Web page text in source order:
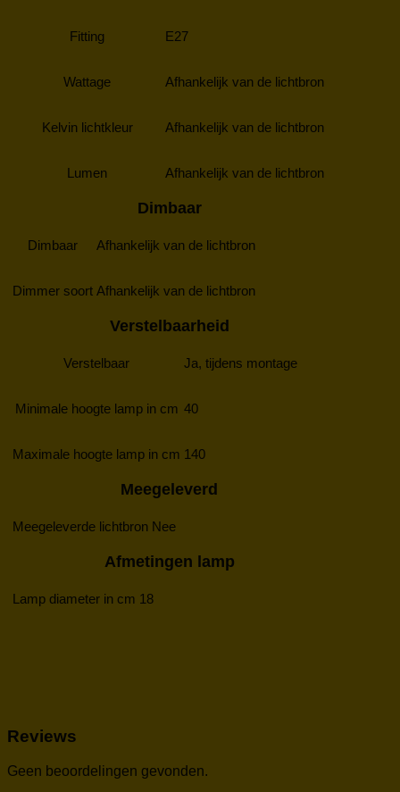
Fitting E27
Wattage Afhankelijk van de lichtbron
Kelvin lichtkleur Afhankelijk van de lichtbron
Lumen Afhankelijk van de lichtbron
Dimbaar
Dimbaar Afhankelijk van de lichtbron
Dimmer soort Afhankelijk van de lichtbron
Verstelbaarheid
Verstelbaar Ja, tijdens montage
Minimale hoogte lamp in cm 40
Maximale hoogte lamp in cm 140
Meegeleverd
Meegeleverde lichtbron Nee
Afmetingen lamp
Lamp diameter in cm 18
Reviews
Geen beoordelingen gevonden.